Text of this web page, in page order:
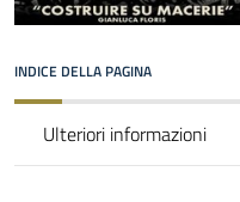
INDICE DELLA PAGINA
Ulteriori informazioni